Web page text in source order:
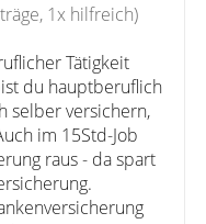
1x hilfreich)
Tätigkeit
du hauptberuflich
selber versichern,
im 15Std-Job
raus - da spart